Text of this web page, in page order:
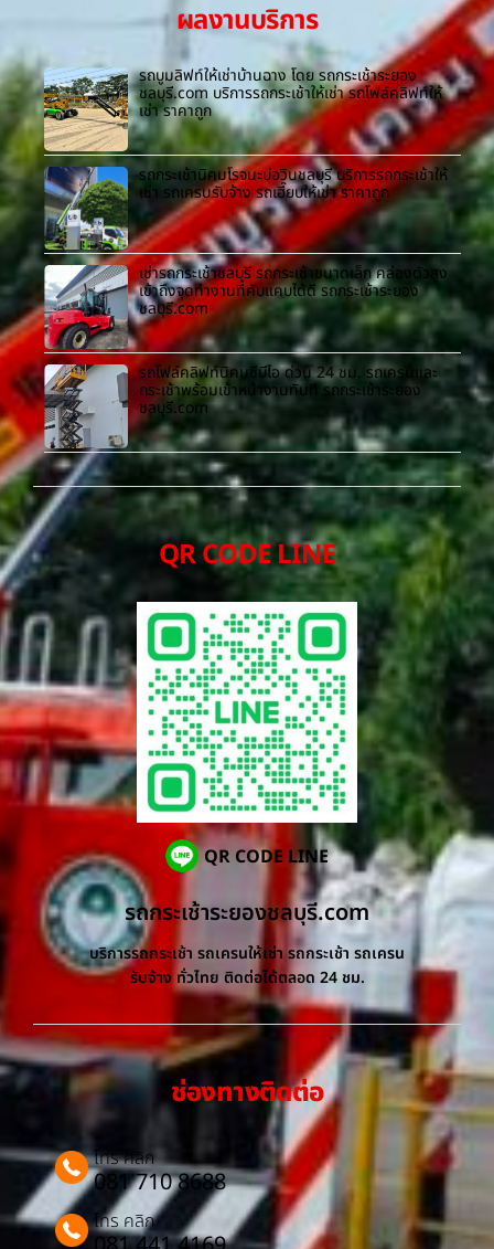
ผลงานบริการ
รถบูมลิฟท์ให้เช่าบ้านฉาง โดย รถกระเช้าระยอง
ชลบุรี.com บริการรถกระเช้าให้เช่า รถโฟล์คลิฟท์ให้
เช่า ราคาถูก
รถกระเช้านิคมโรจนะบ่อวินชลบุรี บริการรถกระเช้าให้
เช่า รถเครนรับจ้าง รถเฮี๊ยบให้เช่า ราคาถูก
เช่ารถกระเช้าชลบุรี รถกระเช้าขนาดเล็ก คล่องตัวสูง
เข้าถึงจุดทำงานที่คับแคบได้ดี รถกระเช้าระยอง
ชลบุรี.com
รถโฟล์คลิฟท์นิคมซีบีไอ ด่วน 24 ชม. รถเครนและ
กระเช้าพร้อมเข้าหน้างานทันที รถกระเช้าระยอง
ชลบุรี.com
QR CODE LINE
QR CODE LINE
รถกระเช้าระยองชลบุรี.com
บริการรถกระเช้า รถเครนให้เช่า รถกระเช้า รถเครน
รับจ้าง ทั่วไทย ติดต่อได้ตลอด 24 ชม.
ช่องทางติดต่อ
โทร คลิก
081 710 8688
โทร คลิก